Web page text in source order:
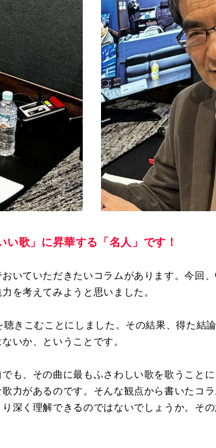
歌」に昇華する「名人」です！
いていただきたいコラムがあります。今回
を考えてみようと思いました。
きこむことにしました。その結果、得た結
いか、ということです。
も、その曲に最もふさわしい歌を歌うこと
力があるのです。そんな観点から書いたコ
深く理解できるのではないでしょうか。そ